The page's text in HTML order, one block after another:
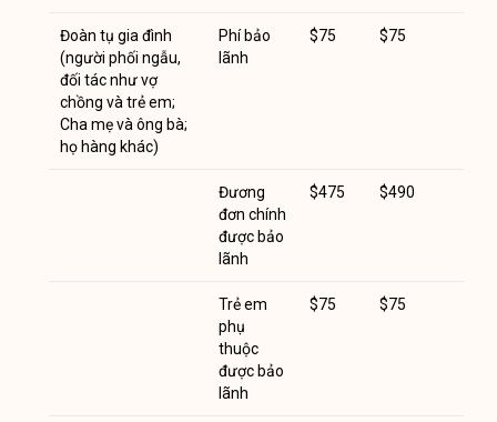
Đoàn tụ gia đình
(người phối ngẫu,
đối tác như vợ
chồng và trẻ em;
Cha mẹ và ông bà;
họ hàng khác)
Phí bảo
lãnh
$75 $75
Đương
đơn chính
được bảo
lãnh
$475 $490
Trẻ em
phụ
thuộc
được bảo
lãnh
$75 $75